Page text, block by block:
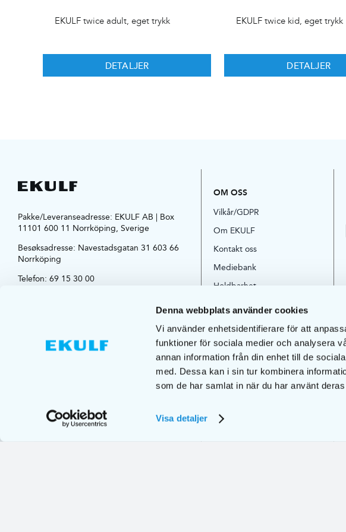
Denna webbplats använder cookies
Vi använder enhetsidentifierare för att
funktioner för sociala medier och analysera
annan information från din enhet till de
med. Dessa kan i sin tur kombinera
som de har samlat in när du har använt
Visa detaljer
EKULF twice adult, eget trykk
DETALJER
EKULF twice kid, eget trykk
DETALJER
Pakke/Leveranseadresse: EKULF AB | Box
11101 600 11 Norrköping, Sverige
Besøksadresse: Navestadsgatan 31 603 66
Norrköping
Telefon: 69 15 30 00
OM OSS
Vilkår/GDPR
Om EKULF
Kontakt oss
Mediebank
Holdbarhet
Tips og råd